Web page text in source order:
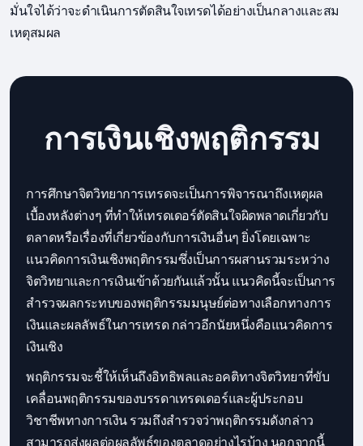
มั่นใจได้ว่าจะดำเนินการตัดสินใจเทรดได้อย่างเป็นกลางและสม
เหตุสมผล
การเงินเชิงพฤติกรรม
การศึกษาจิตวิทยาการเทรดจะเป็นการพิจารณาถึงเหตุผล
เบื้องหลังต่างๆ ที่ทำให้เทรดเดอร์ตัดสินใจผิดพลาดเกี่ยวกับ
ตลาดหรือเรื่องที่เกี่ยวข้องกับการเงินอื่นๆ ยิ่งโดยเฉพาะ
แนวคิดการเงินเชิงพฤติกรรมซึ่งเป็นการผสานรวมระหว่าง
จิตวิทยาและการเงินเข้าด้วยกันแล้วนั้น แนวคิดนี้จะเป็นการ
สำรวจผลกระทบของพฤติกรรมมนุษย์ต่อทางเลือกทางการ
เงินและผลลัพธ์ในการเทรด กล่าวอีกนัยหนึ่งคือแนวคิดการ
เงินเชิง
พฤติกรรมจะชี้ให้เห็นถึงอิทธิพลและอคติทางจิตวิทยาที่ขับ
เคลื่อนพฤติกรรมของบรรดาเทรดเดอร์และผู้ประกอบ
วิชาชีพทางการเงิน รวมถึงสำรวจว่าพฤติกรรมดังกล่าว
สามารถส่งผลต่อผลลัพธ์ของตลาดอย่างไรบ้าง นอกจากนี้